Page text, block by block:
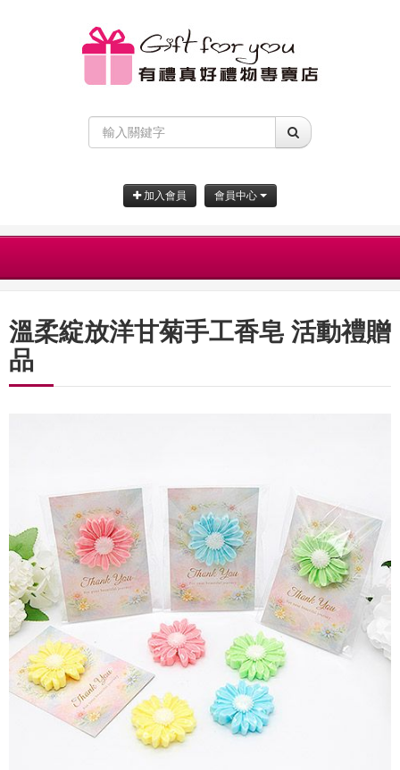
加入會員 會員中心
溫柔綻放洋甘菊手工香皂 活動禮贈
品